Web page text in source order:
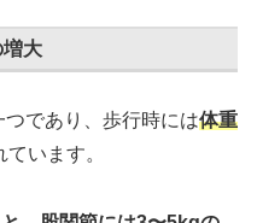
増大
であり、歩行時には体重
います。